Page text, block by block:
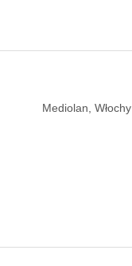
Mediolan, Włochy